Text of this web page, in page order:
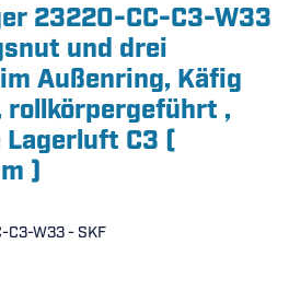
23220-CC-C3-W33
und drei
Außenring, Käfig
rollkörpergeführt ,
C3 (
)
C3-W33 - SKF